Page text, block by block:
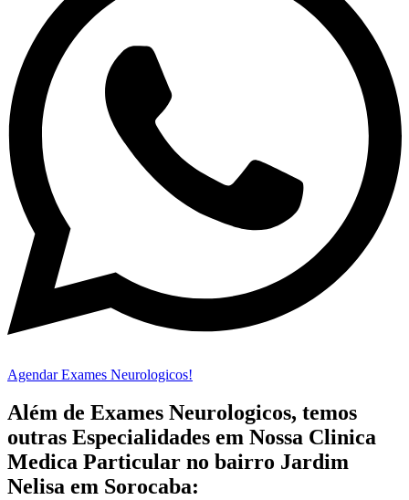
Agendar Exames Neurologicos!
Além de Exames Neurologicos, temos
outras Especialidades em Nossa Clinica
Medica Particular no bairro Jardim
Nelisa em Sorocaba: